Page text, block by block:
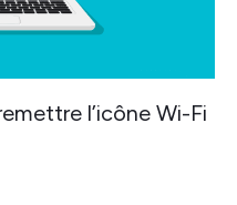
l’icône Wi-Fi